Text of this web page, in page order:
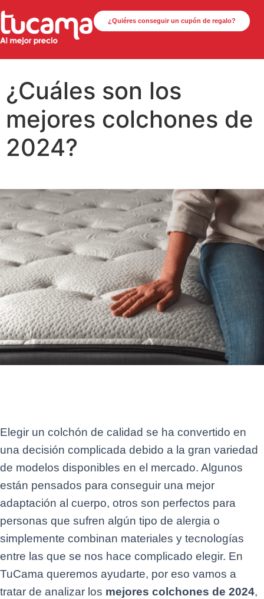
¿Quiéres conseguir un cupón de regalo?
¿Cuáles son los
mejores colchones de
2024?
Elegir un colchón de calidad se ha convertido en
una decisión complicada debido a la gran variedad
de modelos disponibles en el mercado. Algunos
están pensados para conseguir una mejor
adaptación al cuerpo, otros son perfectos para
personas que sufren algún tipo de alergia o
simplemente combinan materiales y tecnologías
entre las que se nos hace complicado elegir. En
TuCama queremos ayudarte, por eso vamos a
tratar de analizar los mejores colchones de 2024,